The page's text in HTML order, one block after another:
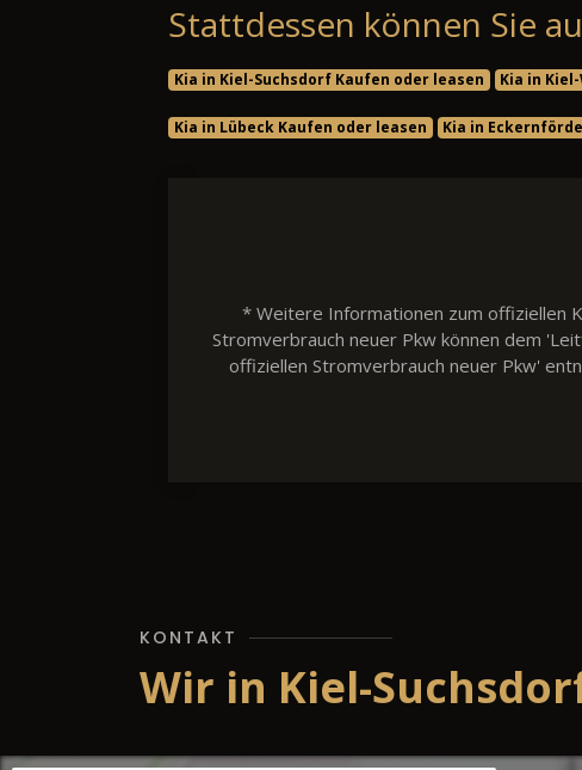
Stattdessen können Sie
Kia in Kiel-Suchsdorf Kaufen oder leasen Kia in
Kia in Lübeck Kaufen oder leasen Kia in
* Weitere Informationen zum offiziellen
Stromverbrauch neuer Pkw können dem
offiziellen Stromverbrauch neuer Pkw'
KONTAKT
Wir in Kiel-